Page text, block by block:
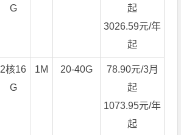
G
起
3026.59元/年
起
2核16
G
1M 20-40G
78.90元/3月
起
1073.95元/年
起